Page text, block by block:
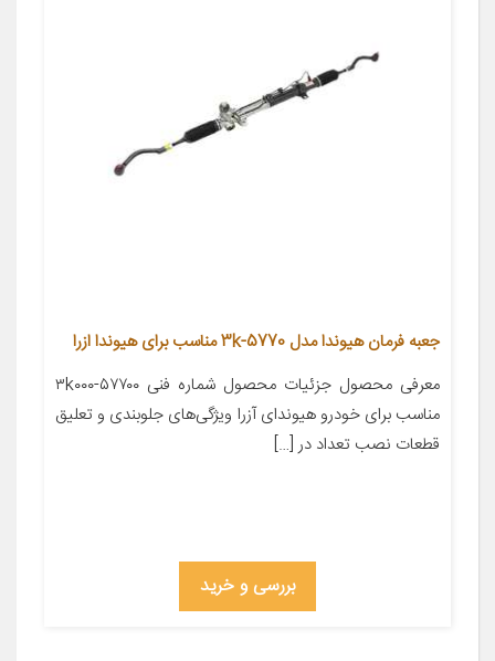
جعبه فرمان هیوندا مدل 5770-3k مناسب برای هیوندا ازرا
معرفی محصول جزئیات محصول شماره فنی ۵۷۷۰۰-۳k۰۰۰
مناسب برای خودرو هیوندای آزرا ویژگی‌های جلوبندی و تعلیق
قطعات نصب تعداد در […]
بررسی و خرید